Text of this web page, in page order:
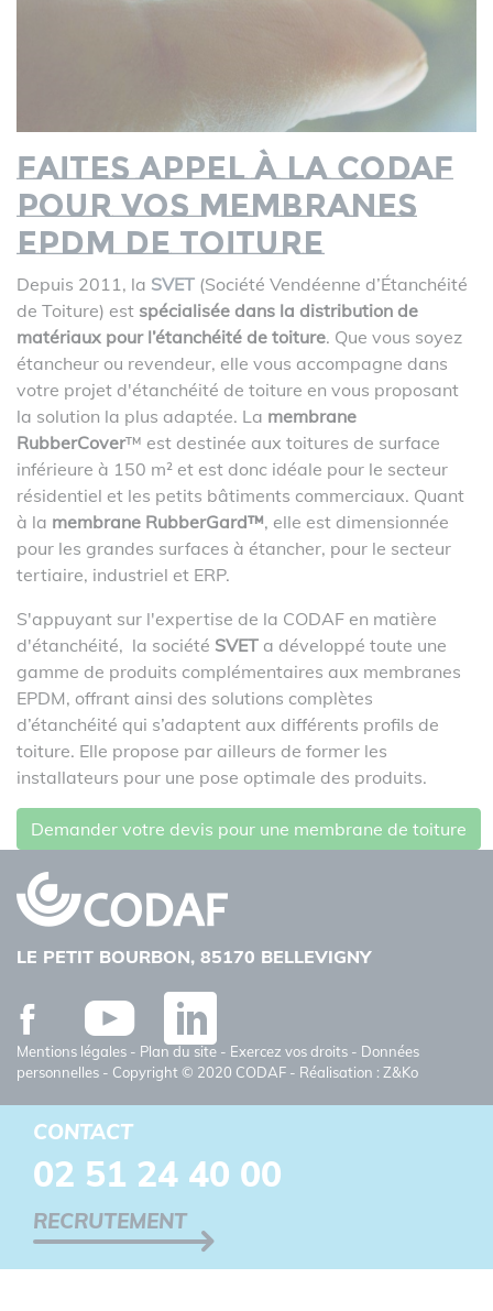
Faites appel à la CODAF
pour vos membranes
EPDM de toiture
Depuis 2011, la SVET (Société Vendéenne d’Étanchéité
de Toiture) est spécialisée dans la distribution de
matériaux pour l’étanchéité de toiture. Que vous soyez
étancheur ou revendeur, elle vous accompagne dans
votre projet d'étanchéité de toiture en vous proposant
la solution la plus adaptée. La membrane
RubberCover™ est destinée aux toitures de surface
inférieure à 150 m² et est donc idéale pour le secteur
résidentiel et les petits bâtiments commerciaux. Quant
à la membrane RubberGard™, elle est dimensionnée
pour les grandes surfaces à étancher, pour le secteur
tertiaire, industriel et ERP.
S'appuyant sur l'expertise de la CODAF en matière
d'étanchéité, la société SVET a développé toute une
gamme de produits complémentaires aux membranes
EPDM, offrant ainsi des solutions complètes
d’étanchéité qui s’adaptent aux différents profils de
toiture. Elle propose par ailleurs de former les
installateurs pour une pose optimale des produits.
Demander votre devis pour une membrane de toiture
LE PETIT BOURBON, 85170 BELLEVIGNY
Facebook
Youtube
Linkedin
Mentions légales - Plan du site - Exercez vos droits - Données
personnelles - Copyright © 2020 CODAF - Réalisation : Z&Ko
CONTACT
02 51 24 40 00
RECRUTEMENT